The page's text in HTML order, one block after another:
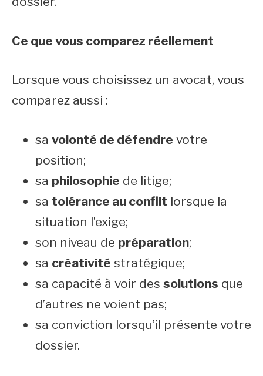
Ce que vous comparez réellement
Lorsque vous choisissez un avocat, vous
comparez aussi :
sa volonté de défendre votre
position;
sa philosophie de litige;
sa tolérance au conflit lorsque la
situation l’exige;
son niveau de préparation;
sa créativité stratégique;
sa capacité à voir des solutions que
d’autres ne voient pas;
sa conviction lorsqu’il présente votre
dossier.